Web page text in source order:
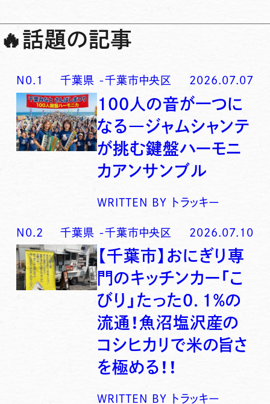
🔥話題の記事
N0. 1 千葉県 -千葉市中央区 2026.07.07
100人の音が一つに
なる―ジャムシャンテ
が挑む鍵盤ハーモニ
カアンサンブル
WRITTEN BY トラッキー
N0. 2 千葉県 -千葉市中央区 2026.07.10
【千葉市】おにぎり専
門のキッチンカー「こ
びり」たった0．1％の
流通！魚沼塩沢産の
コシヒカリで米の旨さ
を極める！！
WRITTEN BY トラッキー